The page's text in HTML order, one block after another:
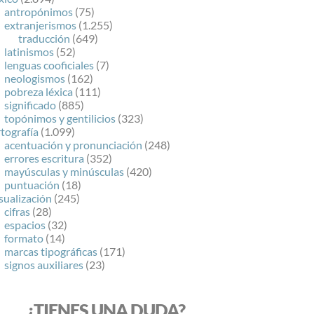
antropónimos (75)
extranjerismos (1.255)
traducción (649)
latinismos (52)
lenguas cooficiales (7)
neologismos (162)
pobreza léxica (111)
significado (885)
topónimos y gentilicios (323)
(1.099)
acentuación y pronunciación (248)
errores escritura (352)
mayúsculas y minúsculas (420)
puntuación (18)
(245)
cifras (28)
espacios (32)
formato (14)
marcas tipográficas (171)
signos auxiliares (23)
¿TIENES UNA DUDA?